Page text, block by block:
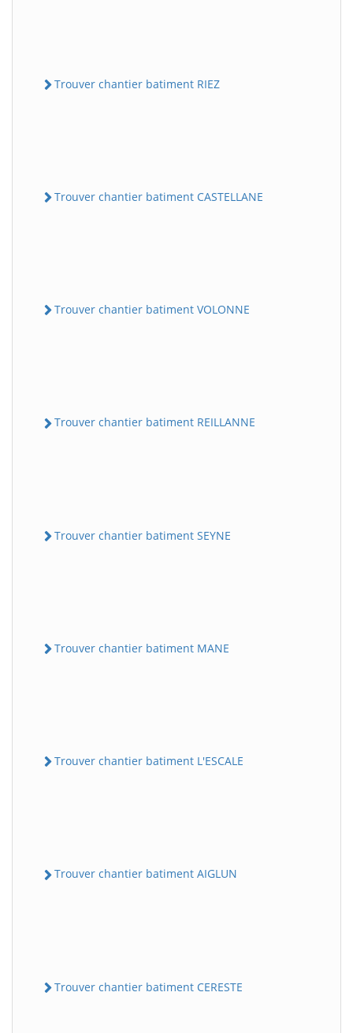
Trouver chantier batiment RIEZ
Trouver chantier batiment CASTELLANE
Trouver chantier batiment VOLONNE
Trouver chantier batiment REILLANNE
Trouver chantier batiment SEYNE
Trouver chantier batiment MANE
Trouver chantier batiment L'ESCALE
Trouver chantier batiment AIGLUN
Trouver chantier batiment CERESTE